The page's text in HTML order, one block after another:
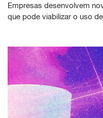
Empresas desenvolvem
que pode viabilizar o uso